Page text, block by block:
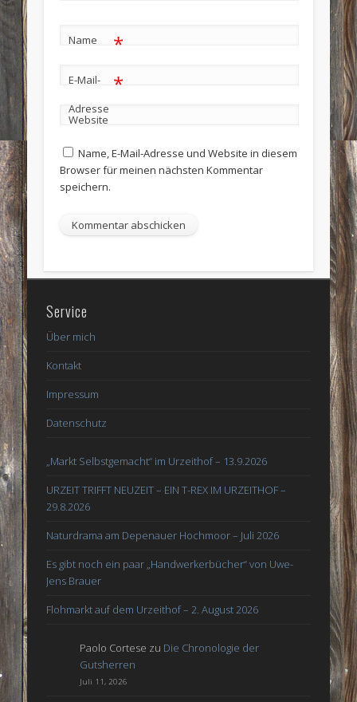
Name *
E-Mail-
Adresse
*
Website
Name, E-Mail-Adresse und Website in diesem
Browser für meinen nächsten Kommentar
speichern.
Service
Über mich
Kontakt
Impressum
Datenschutz
„Markt Selbstgemacht“ im Urzeithof – 13.9.2026
URZEIT TRIFFT NEUZEIT – EIN T-REX IM URZEITHOF –
29.8.2026
Naturdrama am Depenauer Hochmoor – Juli 2026
Es gibt noch ein paar „Handwerkerbücher“ von Uwe-
Jens Brauer
Flohmarkt auf dem Urzeithof – 2. August 2026
Paolo Cortese zu Die Chronologie der
Gutsherren
Juli 11, 2026